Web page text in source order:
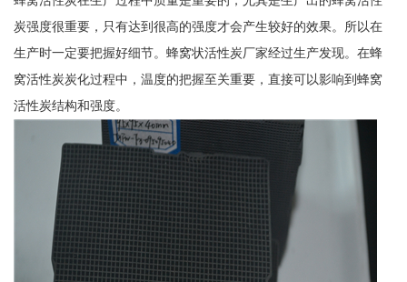
炭强度很重要，只有达到很高的强度才会产生较好的效果。所以在
生产时一定要把握好细节。蜂窝状活性炭厂家经过生产发现。在蜂
窝活性炭炭化过程中，温度的把握至关重要，直接可以影响到蜂窝
活性炭结构和强度。